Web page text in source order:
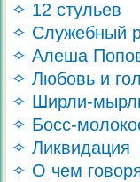
✧ 12 стульев
✧ Служебный
✧ Алеша
✧ Любовь и
✧ Ширли-
✧ Босс-
✧ Ликвидация
✧ О чем